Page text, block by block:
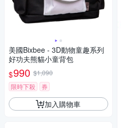
美國Bixbee - 3D動物童趣系列
好功夫熊貓小童背包
$990 $1,090
限時下殺
券
加入購物車